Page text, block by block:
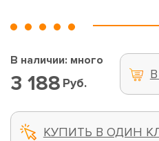
В наличии: много
3 188 Руб.
КУПИТЬ В ОДИН